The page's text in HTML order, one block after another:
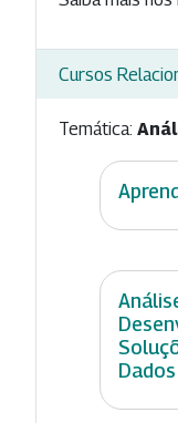
Cursos
Temática:
Dados